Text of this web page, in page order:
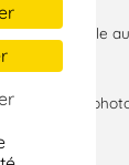
18h, à la Halle
avec le